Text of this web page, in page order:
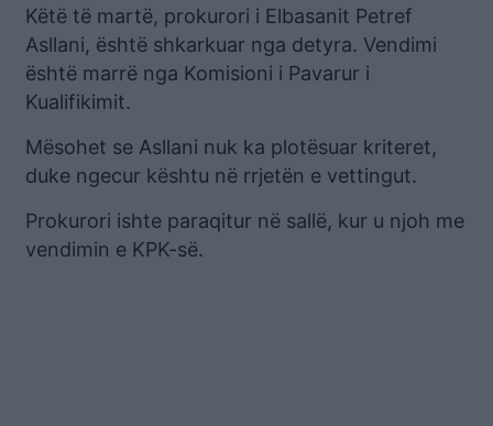
Këtë të martë, prokurori i Elbasanit Petref
Asllani, është shkarkuar nga detyra. Vendimi
është marrë nga Komisioni i Pavarur i
Kualifikimit.
Mësohet se Asllani nuk ka plotësuar kriteret,
duke ngecur kështu në rrjetën e vettingut.
Prokurori ishte paraqitur në sallë, kur u njoh me
vendimin e KPK-së.